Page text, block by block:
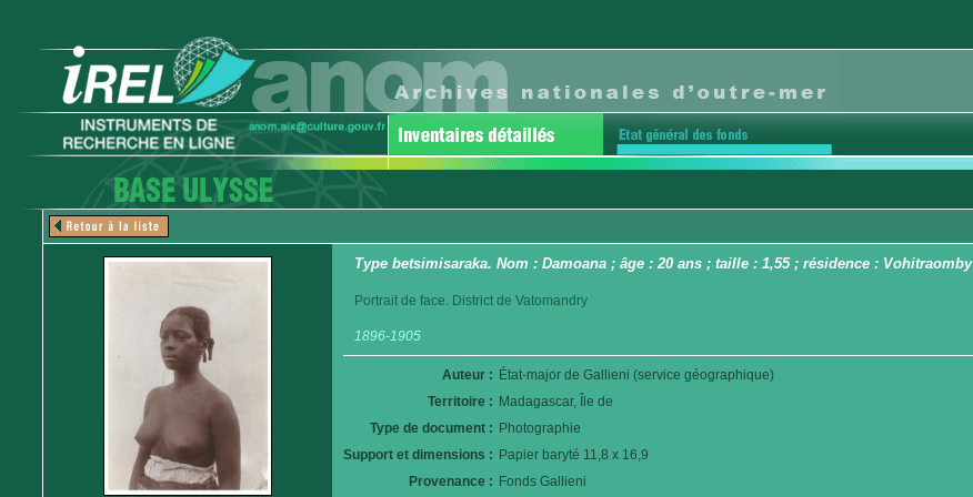
Type betsimisaraka. Nom : Damoana ; âge : 20 ans ; taille : 1,55 ; résidence : Vohitraomby
Portrait de face. District de Vatomandry
1896-1905
Auteur : État-major de Gallieni (service géographique)
Territoire : Madagascar, Île de
Type de document : Photographie
Support et dimensions : Papier baryté 11,8 x 16,9
Provenance : Fonds Gallieni